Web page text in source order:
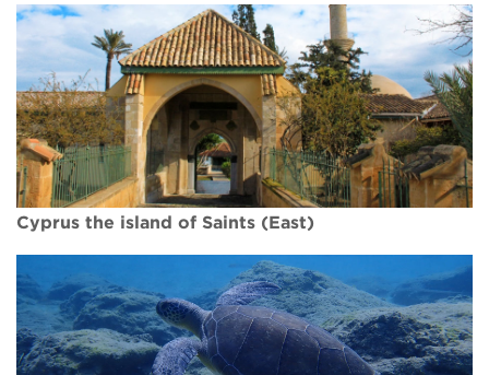
Cyprus the island of Saints (East)